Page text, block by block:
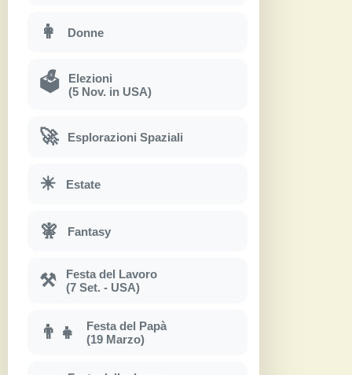
👩 Donne
🗳
Elezioni
(5 Nov. in USA)
🚀 Esplorazioni Spaziali
☀ Estate
🧚 Fantasy
⚒
Festa del Lavoro
(7 Set. - USA)
👨‍👧
Festa del Papà
(19 Marzo)